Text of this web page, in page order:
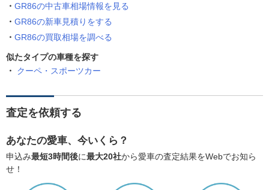
GR86の中古車相場情報を見る
GR86の新車見積りをする
GR86の買取相場を調べる
似たタイプの車種を探す
クーペ・スポーツカー
査定を依頼する
あなたの愛車、今いくら？
申込み最短3時間後に最大20社から愛車の査定結果をWebでお知ら
せ！